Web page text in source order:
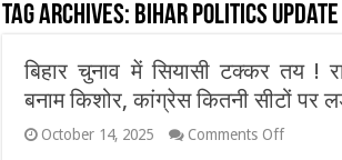
Tag Archives: Bihar Politics Update
बिहार चुनाव में सियासी टक्कर तय !
बनाम किशोर, कांग्रेस कितनी सीटों पर
October 14, 2025 Comments Offon